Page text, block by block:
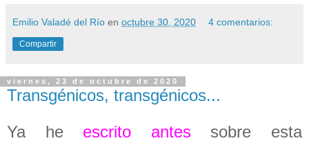
Emilio Valadé del Río en octubre 30, 2020 4 comentarios:
Compartir
viernes, 23 de octubre de 2020
Transgénicos, transgénicos...
Ya he escrito antessobre esta